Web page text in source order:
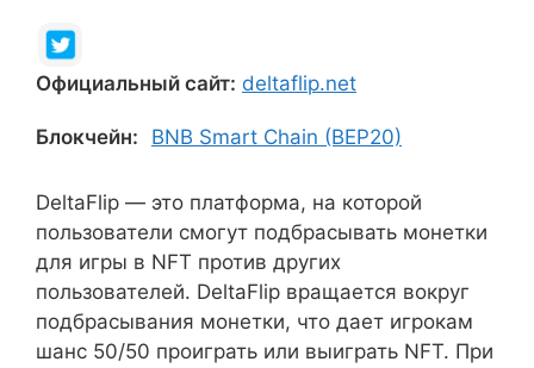
Официальный сайт: deltaflip.net
Блокчейн: BNB Smart Chain (BEP20)
DeltaFlip — это платформа, на которой
пользователи смогут подбрасывать монетки
для игры в NFT против других
пользователей. DeltaFlip вращается вокруг
подбрасывания монетки, что дает игрокам
шанс 50/50 проиграть или выиграть NFT. При